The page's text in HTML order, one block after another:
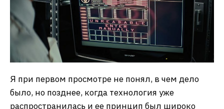
Я при первом просмотре не понял, в чем дело
было, но позднее, когда технология уже
распространилась и ее принцип был широко